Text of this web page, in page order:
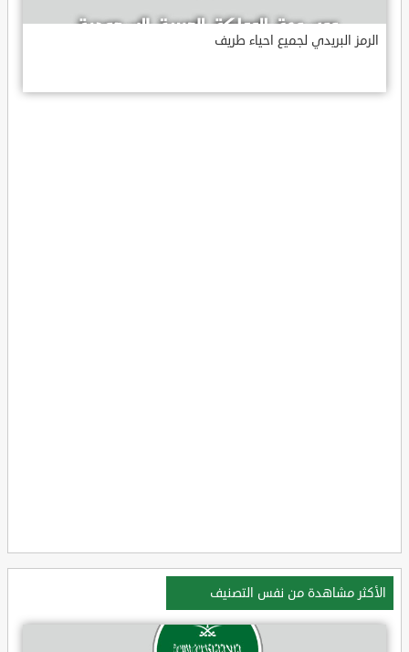
الرمز البريدي لجميع احياء طريف
الأكثر مشاهدة من نفس التصنيف